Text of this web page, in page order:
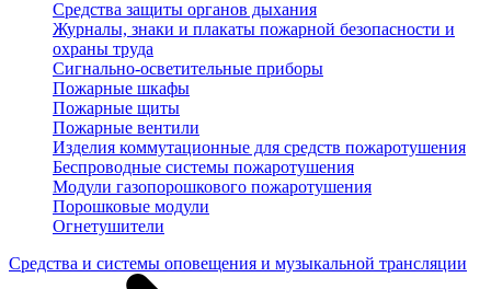
Средства защиты органов дыхания
Журналы, знаки и плакаты пожарной безопасности и
охраны труда
Сигнально-осветительные приборы
Пожарные шкафы
Пожарные щиты
Пожарные вентили
Изделия коммутационные для средств пожаротушения
Беспроводные системы пожаротушения
Модули газопорошкового пожаротушения
Порошковые модули
Огнетушители
Средства и системы оповещения и музыкальной трансляции